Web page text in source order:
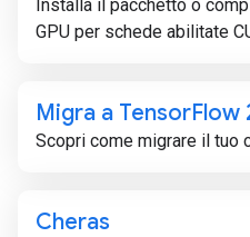
Installa il pacchetto o
GPU per schede abilitate
Migra a TensorFlow
Scopri come migrare il tuo
Cheras